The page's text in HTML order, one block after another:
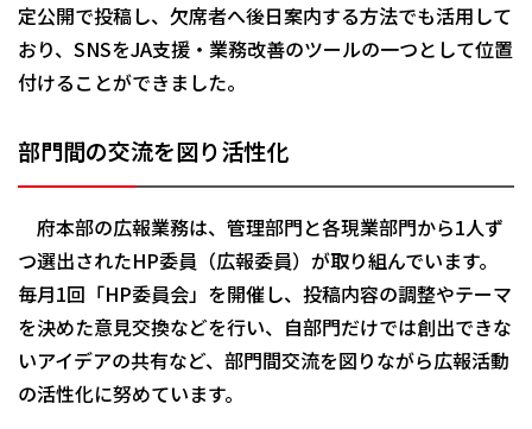
定公開で投稿し、欠席者へ後日案内する方法でも活用して
おり、SNSをJA支援・業務改善のツールの一つとして位置
付けることができました。
部門間の交流を図り活性化
府本部の広報業務は、管理部門と各現業部門から1人ず
つ選出されたHP委員（広報委員）が取り組んでいます。
毎月1回「HP委員会」を開催し、投稿内容の調整やテーマ
を決めた意見交換などを行い、自部門だけでは創出できな
いアイデアの共有など、部門間交流を図りながら広報活動
の活性化に努めています。